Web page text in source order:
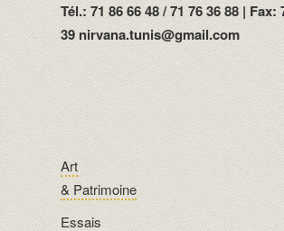
Tél.: 71 86 66 48 / 71 76 36 88 | Fax:
39 nirvana.tunis@gmail.com
Art
& Patrimoine
Essais